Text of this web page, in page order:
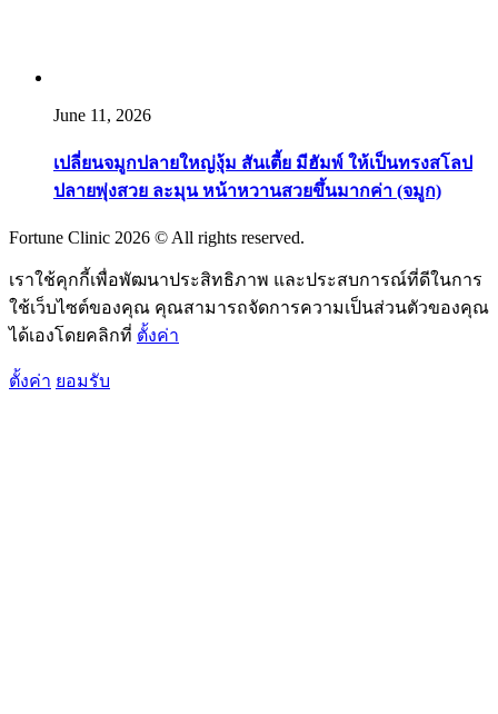
June 11, 2026
เปลี่ยนจมูกปลายใหญ่งุ้ม สันเตี้ย มีฮัมพ์ ให้เป็นทรงสโลป
ปลายพุ่งสวย ละมุน หน้าหวานสวยขึ้นมากค่า (จมูก)
Fortune Clinic 2026 © All rights reserved.
เราใช้คุกกี้เพื่อพัฒนาประสิทธิภาพ และประสบการณ์ที่ดีในการ
ใช้เว็บไซต์ของคุณ คุณสามารถจัดการความเป็นส่วนตัวของคุณ
ได้เองโดยคลิกที่ ตั้งค่า
ตั้งค่า ยอมรับ